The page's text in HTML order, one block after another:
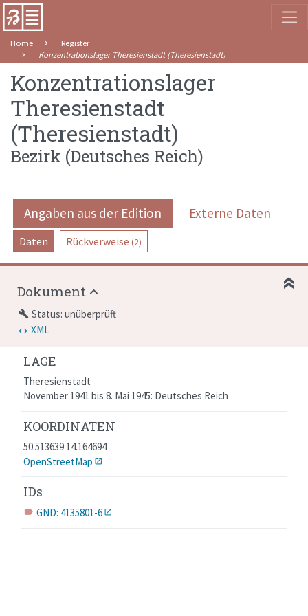
Home
Register
Konzentrationslager Theresienstadt (Theresienstadt)
Konzentrationslager
Theresienstadt
(Theresienstadt)
Bezirk (Deutsches Reich)
Angaben aus der Edition Externe Daten
Daten Rückverweise (2)
LAGE
Theresienstadt
November 1941 bis 8. Mai 1945: Deutsches Reich
KOORDINATEN
50.513639 14.164694
OpenStreetMap
IDs
label GND: 4135801-6
Dokument
build Status: unüberprüft
XML